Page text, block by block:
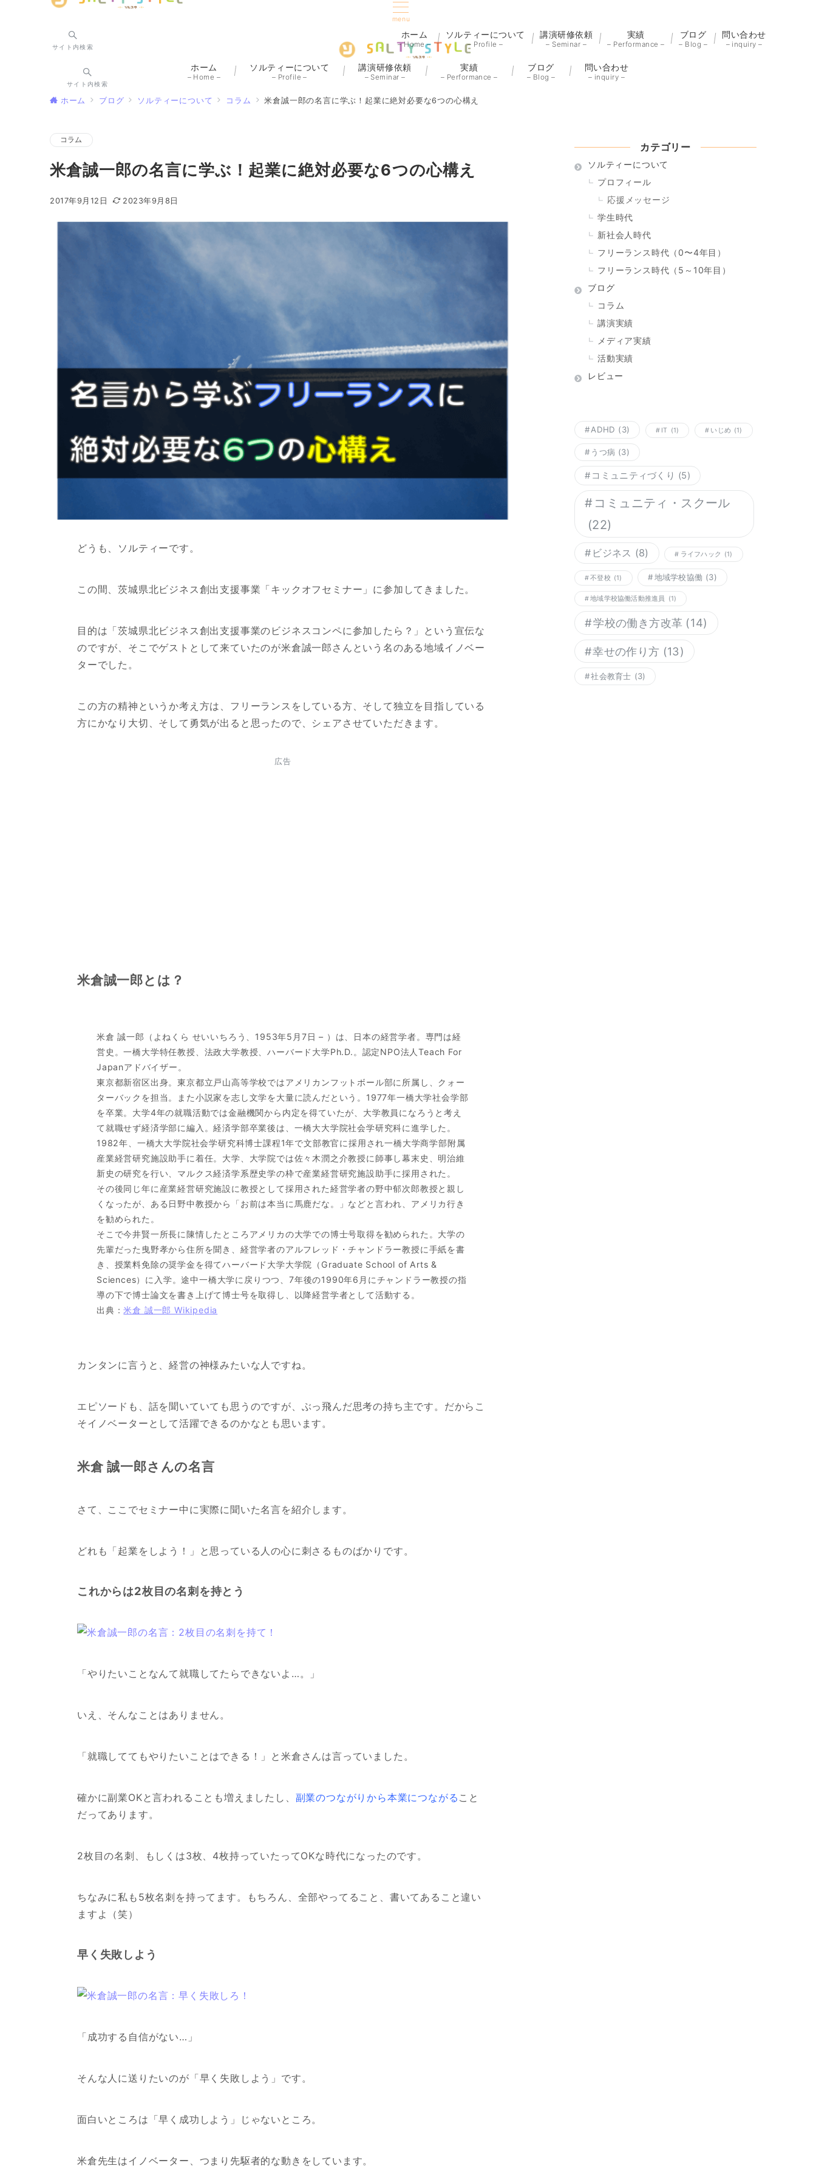
menu
サイト内検索
ホーム
– Home –
ソルティーについて
– Profile –
講演研修依頼
– Seminar –
実績
– Performance –
ブログ
– Blog –
問い合わせ
– inquiry –
ホーム
– Home –
ソルティーについて
– Profile –
講演研修依頼
– Seminar –
実績
– Performance –
ブログ
– Blog –
問い合わせ
– inquiry –
サイト内検索
ホーム ブログ ソルティーについて コラム 米倉誠一郎の名言に学ぶ！起業に絶対必要な6つの心構え
コラム
米倉誠一郎の名言に学ぶ！起業に絶対必要な6つの心構え
2017年9月12日 2023年9月8日
どうも、ソルティーです。
この間、茨城県北ビジネス創出支援事業「キックオフセミナー」に参加してきました。
目的は「茨城県北ビジネス創出支援事業のビジネスコンペに参加したら？」という宣伝な
のですが、そこでゲストとして来ていたのが米倉誠一郎さんという名のある地域イノベー
ターでした。
この方の精神というか考え方は、フリーランスをしている方、そして独立を目指している
方にかなり大切、そして勇気が出ると思ったので、シェアさせていただきます。
広告
米倉誠一郎とは？
米倉 誠一郎（よねくら せいいちろう、1953年5月7日 – ）は、日本の経営学者。専門は経
営史。一橋大学特任教授、法政大学教授、ハーバード大学Ph.D.。認定NPO法人Teach For
Japanアドバイザー。
東京都新宿区出身。東京都立戸山高等学校ではアメリカンフットボール部に所属し、クォー
ターバックを担当。また小説家を志し文学を大量に読んだという。1977年一橋大学社会学部
を卒業。大学4年の就職活動では金融機関から内定を得ていたが、大学教員になろうと考え
て就職せず経済学部に編入。経済学部卒業後は、一橋大大学院社会学研究科に進学した。
1982年、一橋大大学院社会学研究科博士課程1年で文部教官に採用され一橋大学商学部附属
産業経営研究施設助手に着任。大学、大学院では佐々木潤之介教授に師事し幕末史、明治維
新史の研究を行い、マルクス経済学系歴史学の枠で産業経営研究施設助手に採用された。
その後同じ年に産業経営研究施設に教授として採用された経営学者の野中郁次郎教授と親し
くなったが、ある日野中教授から「お前は本当に馬鹿だな。」などと言われ、アメリカ行き
を勧められた。
そこで今井賢一所長に陳情したところアメリカの大学での博士号取得を勧められた。大学の
先輩だった曳野孝から住所を聞き、経営学者のアルフレッド・チャンドラー教授に手紙を書
き、授業料免除の奨学金を得てハーバード大学大学院（Graduate School of Arts &
Sciences）に入学。途中一橋大学に戻りつつ、7年後の1990年6月にチャンドラー教授の指
導の下で博士論文を書き上げて博士号を取得し、以降経営学者として活動する。
出典：米倉 誠一郎 Wikipedia
カンタンに言うと、経営の神様みたいな人ですね。
エピソードも、話を聞いていても思うのですが、ぶっ飛んだ思考の持ち主です。だからこ
そイノベーターとして活躍できるのかなとも思います。
米倉 誠一郎さんの名言
さて、ここでセミナー中に実際に聞いた名言を紹介します。
どれも「起業をしよう！」と思っている人の心に刺さるものばかりです。
これからは2枚目の名刺を持とう
「やりたいことなんて就職してたらできないよ…。」
いえ、そんなことはありません。
「就職しててもやりたいことはできる！」と米倉さんは言っていました。
確かに副業OKと言われることも増えましたし、 副業のつながりから本業につながる こと
だってあります。
2枚目の名刺、もしくは3枚、4枚持っていたってOKな時代になったのです。
ちなみに私も5枚名刺を持ってます。もちろん、全部やってること、書いてあること違い
ますよ（笑）
早く失敗しよう
「成功する自信がない…」
そんな人に送りたいのが「早く失敗しよう」です。
面白いところは「早く成功しよう」じゃないところ。
米倉先生はイノベーター、つまり先駆者的な動きをしています。
カテゴリー
ソルティーについて
プロフィール
応援メッセージ
学生時代
新社会人時代
フリーランス時代（0〜4年目）
フリーランス時代（5～10年目）
ブログ
コラム
講演実績
メディア実績
活動実績
レビュー
ADHD (3) IT (1) いじめ (1)
うつ病 (3)
コミュニティづくり (5)
コミュニティ・スクール
(22)
ビジネス (8) ライフハック (1)
不登校 (1) 地域学校協働 (3)
地域学校協働活動推進員 (1)
学校の働き方改革 (14)
幸せの作り方 (13)
社会教育士 (3)